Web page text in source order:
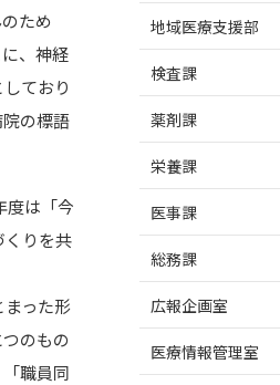
ため
、神経
ており
の標語
度は「今
くりを共
った形
のもの
職員同
地域医療支援部
検査課
薬剤課
栄養課
医事課
総務課
広報企画室
医療情報管理室